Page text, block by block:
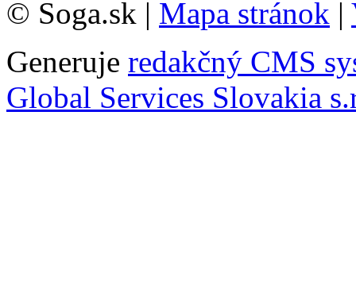
© Soga.sk | Mapa stránok |
Generuje redakčný CMS
Global Services Slovakia